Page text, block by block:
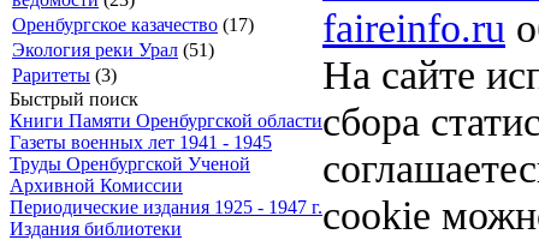
Оренбургское казачество (17)
Экология реки Урал (51)
Раритеты (3)
Быстрый поиск
Книги Памяти Оренбургской области
Газеты военных лет 1941 - 1945
Труды Оренбургской Ученой
Архивной Комиссии
Периодические издания 1925 - 1947 г.
Издания библиотеки
faireinfo.ru
На сайте
сбора
cookie